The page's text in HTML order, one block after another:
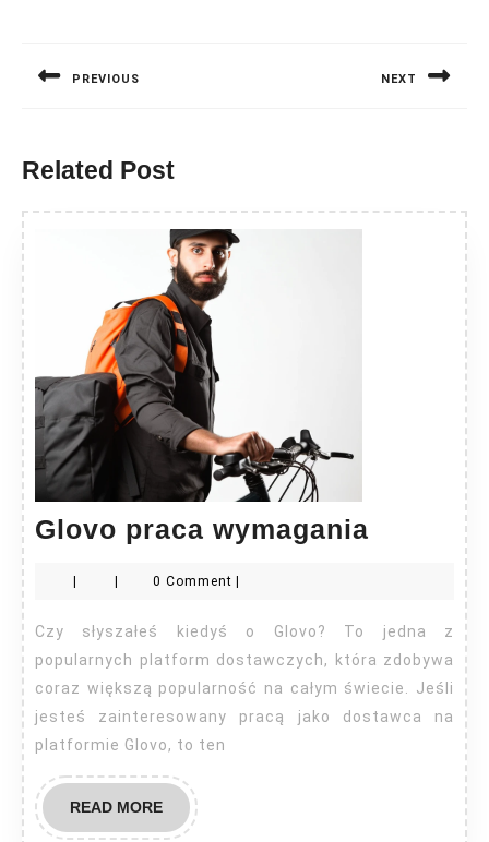
PREVIOUS NEXT
Related Post
Glovo praca wymagania
0 Comment
Czy słyszałeś kiedyś o Glovo? To jedna z
popularnych platform dostawczych, która zdobywa
coraz większą popularność na całym świecie. Jeśli
jesteś zainteresowany pracą jako dostawca na
platformie Glovo, to ten
READ MOREREAD
MORE